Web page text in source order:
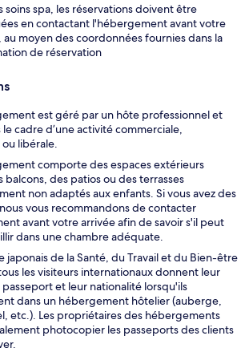
soins spa, les réservations doivent être
en contactant l'hébergement avant votre
au moyen des coordonnées fournies dans la
de réservation
est géré par un hôte professionnel et
cadre d’une activité commerciale,
libérale.
comporte des espaces extérieurs
balcons, des patios ou des terrasses
non adaptés aux enfants. Si vous avez des
vous recommandons de contacter
avant votre arrivée afin de savoir s'il peut
dans une chambre adéquate.
japonais de la Santé, du Travail et du Bien-être
les visiteurs internationaux donnent leur
et leur nationalité lorsqu'ils
dans un hébergement hôtelier (auberge,
etc.). Les propriétaires des hébergements
photocopier les passeports des clients